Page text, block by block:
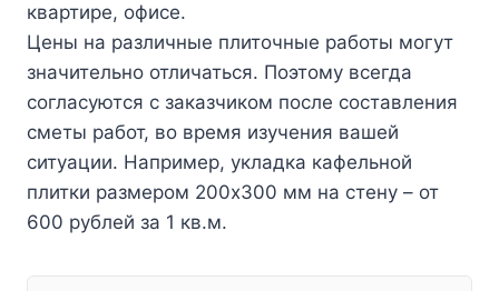
квартире, офисе.
Цены на различные плиточные работы могут
значительно отличаться. Поэтому всегда
согласуются с заказчиком после составления
сметы работ, во время изучения вашей
ситуации. Например, укладка кафельной
плитки размером 200х300 мм на стену – от
600 рублей за 1 кв.м.